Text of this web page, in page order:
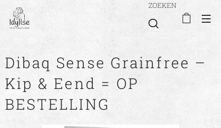
ZOEKEN
Dibaq Sense Grainfree –
Kip & Eend = OP
BESTELLING